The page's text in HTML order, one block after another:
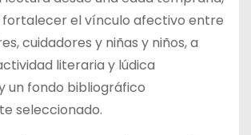
el vínculo afectivo entre
cuidadores y niñas y niños, a
literaria y lúdica
un fondo bibliográfico
seleccionado.